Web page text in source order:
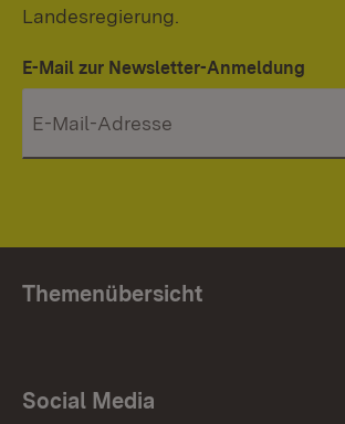
Landesregierung.
E-Mail zur Newsletter-Anmeldung
Themenübersicht
Social Media